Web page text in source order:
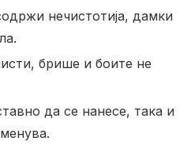
нечистотија, дамки
брише и боите не
да се нанесе, така и